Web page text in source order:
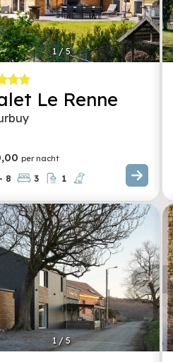
Le Renne
per nacht
8 3 1
1/5
1/5